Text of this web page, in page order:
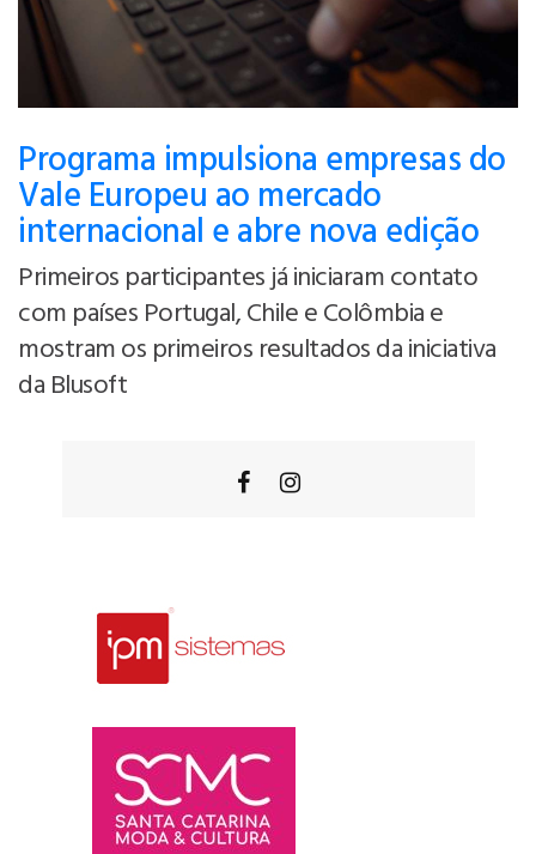
Programa impulsiona empresas do
Vale Europeu ao mercado
internacional e abre nova edição
Primeiros participantes já iniciaram contato
com países Portugal, Chile e Colômbia e
mostram os primeiros resultados da iniciativa
da Blusoft